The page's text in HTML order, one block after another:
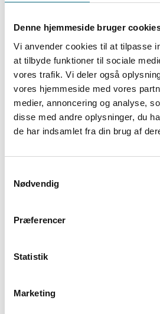
Denne hjemmeside bruger
Vi anvender cookies til at tilpasse
at tilbyde funktioner til sociale
vores trafik. Vi deler også
vores hjemmeside med vores
medier, annoncering og analyse,
disse med andre oplysninger, du
de har indsamlet fra din brug af
Nødvendig
Præferencer
Statistik
Marketing
Optagelse af indgående,
interne opkald til og fra en
brug af SIPREC API'er
Randomiseret eller ad hoc
standard
Regel-baseret automatisk
optagelser til overholdelse
Sæt regler til at specificere